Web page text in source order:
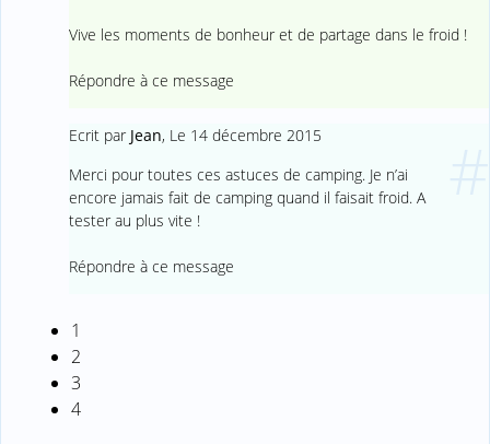
Vive les moments de bonheur et de partage dans le froid !
Répondre à ce message
Ecrit par Jean, Le 14 décembre 2015
Merci pour toutes ces astuces de camping. Je n’ai
encore jamais fait de camping quand il faisait froid. A
tester au plus vite !
Répondre à ce message
1
2
3
4